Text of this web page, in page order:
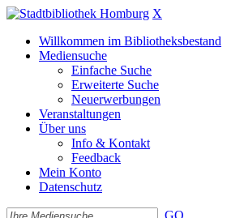
X
Willkommen im Bibliotheksbestand
Mediensuche
Einfache Suche
Erweiterte Suche
Neuerwerbungen
Veranstaltungen
Über uns
Info & Kontakt
Feedback
Mein Konto
Datenschutz
GO